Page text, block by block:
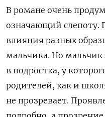
В романе очень
означающий слепоту.
влияния разных
мальчика. Но
в подростка, у
родителей, как и
не прозревает.